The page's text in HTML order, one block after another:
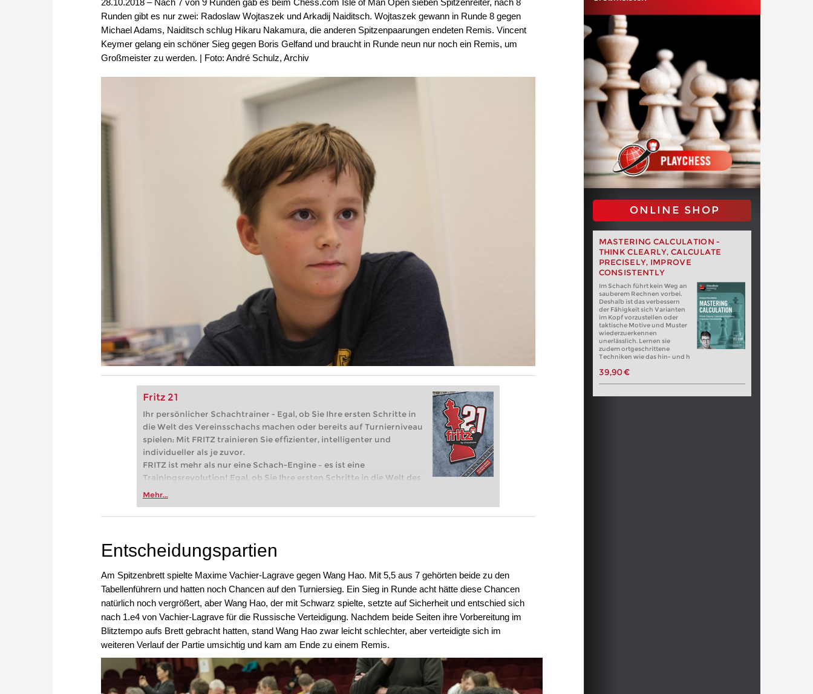
Runden gibt es nur zwei: Radoslaw Wojtaszek und Arkadij Naiditsch. Wojtaszek gewann in Runde 8 gegen
Michael Adams, Naiditsch schlug Hikaru Nakamura, die anderen Spitzenpaarungen endeten Remis. Vincent
Keymer gelang ein schöner Sieg gegen Boris Gelfand und braucht in Runde neun nur noch ein Remis, um
Großmeister zu werden. | Foto: André Schulz, Archiv
Fritz 21
Ihr persönlicher Schachtrainer - Egal, ob Sie Ihre ersten Schritte in
die Welt des Vereinsschachs machen oder bereits auf Turnierniveau
spielen: Mit FRITZ trainieren Sie effizienter, intelligenter und
individueller als je zuvor.
FRITZ ist mehr als nur eine Schach-Engine – es ist eine
Trainingsrevolution! Egal, ob Sie Ihre ersten Schritte in die Welt des
Vereinsschachs machen oder bereits auf Turnierniveau spielen: Mit
zuvor.
Mehr...
ONLINE SHOP
MASTERING CALCULATION -
THINK CLEARLY, CALCULATE
PRECISELY, IMPROVE
CONSISTENTLY
Im Schach führt kein Weg an
sauberem Rechnen vorbei.
Deshalb ist das verbessern
der Fähigkeit sich Varianten
im Kopf vorzustellen oder
taktische Motive und Muster
wiederzuerkennen
unerlässlich. Lernen sie
zudem ortgeschrittene
Techniken wie das hin- und h
39,90 €
Entscheidungspartien
Am Spitzenbrett spielte Maxime Vachier-Lagrave gegen Wang Hao. Mit 5,5 aus 7 gehörten beide zu den
Tabellenführern und hatten noch Chancen auf den Turniersieg. Ein Sieg in Runde acht hätte diese Chancen
natürlich noch vergrößert, aber Wang Hao, der mit Schwarz spielte, setzte auf Sicherheit und entschied sich
nach 1.e4 von Vachier-Lagrave für die Russische Verteidigung. Nachdem beide Seiten ihre Vorbereitung im
Blitztempo aufs Brett gebracht hatten, stand Wang Hao zwar leicht schlechter, aber verteidigte sich im
weiteren Verlauf der Partie umsichtig und kam am Ende zu einem Remis.